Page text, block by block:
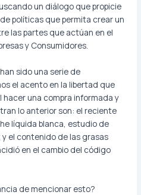
un diálogo que propicie
políticas que permita crear un
las partes que actúan en el
y Consumidores.
sido una serie de
el acento en la libertad que
una compra informada y
lo anterior son: el reciente
líquida blanca, estudio de
y el contenido de las grasas
en el cambio del código
de mencionar esto?